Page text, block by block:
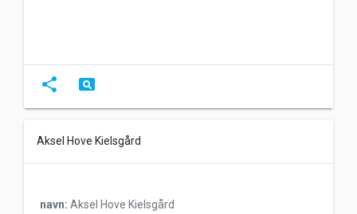
share pageview
Aksel Hove Kielsgård
navn: Aksel Hove Kielsgård